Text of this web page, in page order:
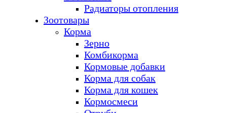
Радиаторы отопления
Зоотовары
Корма
Зерно
Комбикорма
Кормовые добавки
Корма для собак
Корма для кошек
Кормосмеси